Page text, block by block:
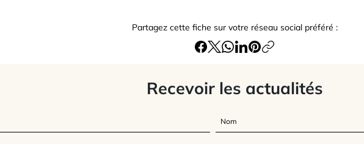
Partagez cette fiche sur votre réseau social préféré :
Recevoir les actualités